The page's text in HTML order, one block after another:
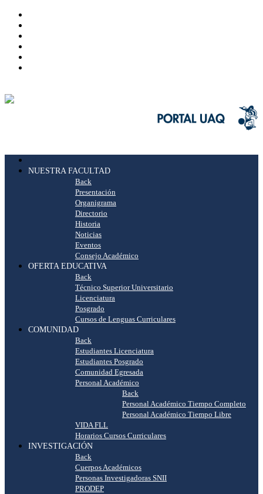
NUESTRA FACULTAD
Back
Presentación
Organigrama
Directorio
Historia
Noticias
Eventos
Consejo Académico
OFERTA EDUCATIVA
Back
Técnico Superior Universitario
Licenciatura
Posgrado
Cursos de Lenguas Curriculares
COMUNIDAD
Back
Estudiantes Licenciatura
Estudiantes Posgrado
Comunidad Egresada
Personal Académico
Back
Personal Académico Tiempo Completo
Personal Académico Tiempo Libre
VIDA FLL
Horarios Cursos Curriculares
INVESTIGACIÓN
Back
Cuerpos Académicos
Personas Investigadoras SNII
PRODEP